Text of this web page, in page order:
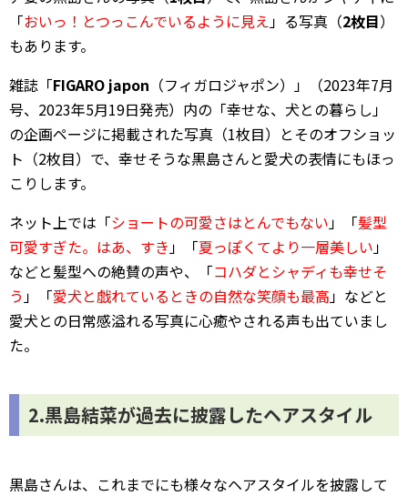
「おいっ！とつっこんでいるように見え 」る写真（2枚目）
もあります。
雑誌「FIGARO japon （フィガロジャポン）」（2023年7月
号、2023年5月19日発売）内の「幸せな、犬との暮らし」
の企画ページに掲載された写真（1枚目）とそのオフショッ
ト（2枚目）で、幸せそうな黒島さんと愛犬の表情にもほっ
こりします。
ネット上では「ショートの可愛さはとんでもない 」「髪型
可愛すぎた。はあ、すき 」「夏っぽくてより一層美しい 」
などと髪型への絶賛の声や、「コハダとシャディも幸せそ
う 」「愛犬と戯れているときの自然な笑顔も最高 」などと
愛犬との日常感溢れる写真に心癒やされる声も出ていまし
た。
2.黒島結菜が過去に披露したヘアスタイル
黒島さんは、これまでにも様々なヘアスタイルを披露して